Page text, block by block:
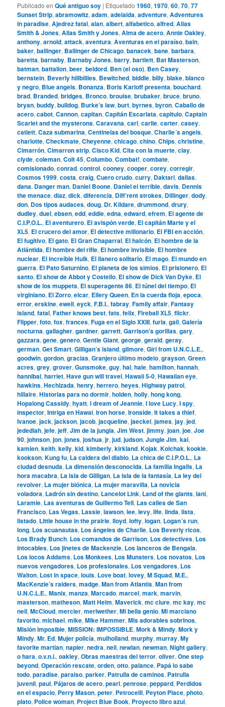
Publicado en Qué antiguo soy | Etiquetado 1960,1970,60,70,77
Sunset Strip,abramowitz,adam,adelaida,adventure,Adventures
in paradise,Ajedrez fatal,alan,albert,alfabetico,alfred,Alias
Smith & Jones,Alias Smith y Jones,Alma de acero,Annie Oakley,
anthony,arnold,attack,aventura,Aventuras en el paraíso,bain,
baker,ballinger, Ballinger de Chicago,banacek,bane,barbara,
baretta,barnaby, Barnaby Jones,barry,bartlett, Bat Masterson,
batman,battalion,beer,beldord, Ben (el oso), Ben Casey,
bernstein, Beverly hillbillies, Bewitched,biddle,billy,blake,blanco
y negro, Blue angels, Bonanza, Boris Karloff presenta,bouchard,
brad, Branded,bridges, Bronco,brouise,brubaker,bruce,bruno,
bryan,buddy,bulldog, Burke’s law,burt,byrnes,byron,Caballo de
acero,cabot,Cannon,capitan,Capitán Escarlata,capitulo,Captain
Scarlet and the mysterons,Caravana,carl,carlie,carter,casey,
catlett,Caza submarina,Centinelas del bosque,Charlie´s angels,
charlotte,Checkmate,Cheyenne,chicago,chino,Chips,christine,
Cimarrón,Cimarron strip,Cisco Kid,Cita con la muerte,clay,
clyde,coleman,Colt 45,Columbo,Combat!,combate,
comisionado,conrad,control,cooney,cooper,corey,corregir,
Cosmos 1999,costa,craig,Cuero crudo,curry, Daktari,dallas,
dana, Danger man, Daniel Boone, Daniel el terrible,davis, Dennis
the menace,diaz,dick,diferencia, Diff’rent strokes, Dillinger,dody,
don, Dos tipos audaces,doug, Dr. Kildare,drummond,drury,
dudley,duel,ebsen,edd,eddie,edna,edward,efrem, El agente de
C.I.P.O.L., El aventurero, El avispón verde, El capitán Marte y el
XL5, El crucero del amor, El detective millonario, El FBI en acción,
El fugitivo, El gato, El Gran Chaparral, El halcón, El hombre de la
Atlántida, El hombre del rifle, El hombre invisible, El hombre
nuclear, El increíble Hulk, El llanero solitario, El mago, El mundo en
guerra, El Pato Saturnino, El planeta de los simios, El prisionero, El
santo, El show de Abbot y Costello, El show de Dick Van Dyke, El
show de los muppets, El superagente 86, El túnel del tiempo, El
virginiano, El Zorro,elcar, Ellery Queen, En la cuerda floja,epoca,
error,erskine,ewell,eyck,F.B.I.,fabray,Family affair,Fantasy
island,fatal,Father knows best,fats,felix,Fireball XL5,flickr,
Flipper,foto,fox,frances,Fuga en el Siglo XXIII,furia,gail,Galería
nocturna,gallagher,gardner,garrett,Garrison’s gorillas,gary,
gazzara,gene,genero,Gentle Giant,george,gerald,geray,
german,Get Smart,Gilligan’s island,gilmore,Girl from U.N.C.L.E.,
goodwin,gordon,gracias,Granjero último modelo,grayson,Green
acres,grey,grover,Gunsmoke,guy,hal,hale,hamilton,hannah,
hannibal,harriet,Have gun will travel,Hawaii 5-0,Hawaiian eye,
hawkins,Hechizada,henry,herrero,heyes,Highway patrol,
hillaire,Historias para no dormir,holden,holly,hong kong,
Hopalong Cassidy,hyatt,I dream of Jeannie,I love Lucy,I spy,
inspector,Intriga en Hawai,Iron horse,Ironside,It takes a thief,
Ivanoe,jack,jackson,jacob,jacqueline,jaeckel,james,jay,jed,
jedediah,jefe,jeff,Jim de la jungla,Jim West,jimmy,joan,joe,Joe
90,johnson,jon,jones,joshua,jr,jud,judson,Jungle Jim,kai,
kamien,keith,kelly,kid,kimberly,kirkland,Kojak,Kolchak,kookie,
kookson,Kung fu, La caldera del diablo, La chica de C.I.P.O.L., La
ciudad desnuda, La dimensión desconocida, La familia Ingalls, La
hora macabra, La isla de Gilligan, La isla de la fantasía, La ley del
revolver, La mujer biónica, La mujer maravilla, La novicia
voladora, Ladrón sin destino, Lancelot Link, Land of the giants,lani,
Laramie, Las aventuras de Guillermo Tell, Las calles de San
Francisco, Las Vegas, Lassie,lawson,lee,levy,life,linda,lista,
listado, Little house in the prairie,lloyd,lofty,logan, Logan´s run,
long, Los acuanautas, Los ángeles de Charlie, Los Beverly ricos,
Los Brady Bunch, Los comandos de Garrison, Los detectives, Los
intocables, Los jinetes de Mackenzie, Los lanceros de Bengala,
Los locos Addams, Los Monkees, Los Munsters, Los novatos, Los
nuevos vengadores, Los profesionales, Los vengadores, Los
Walton, Lost in space,louis, Love boat,lovey,M Squad,M.E.,
MacKenzie’s raiders,madge,Man from Atlantis,Man from
U.N.C.L.E.,Manix,manza,Marcado,marcel,mark,marvin,
masterson,matheson,Matt Helm,Maverick,mc clure,mc kay,mc
neil,McCloud,mercier,meriwether,Mi bella genio,Mi marciano
favorito,michael,mike,Mike Hammer,Mis adorables sobrinos,
Misión imposible,MISSION: IMPOSSIBLE,Mork & Mindy,Mork y
Mindy,Mr. Ed,Mujer policía,mulholland,murphy,murray,My
favorite martian,napier,nedra,neil,newlan,newman,Night gallery,
o hara,o.v.n.i.,oakley,Obras maestras del terror,oliver,One step
beyond,Operación rescate,orden,otto,palance, Papá lo sabe
todo,paradise,paraiso,parker, Patrulla de caminos, Patrulla
juvenil,paul, Pájaros de acero,pearl,penrose,peppard, Perdidos
en el espacio, Perry Mason,peter, Petrocelli, Peyton Place,photo,
plato, Police woman, Project Blue Book, Proyecto libro azul,